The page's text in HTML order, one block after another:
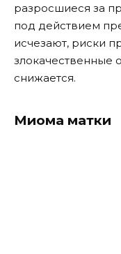
разросшиеся за
под действием
исчезают, риски
злокачественные
снижается.
Миома матки